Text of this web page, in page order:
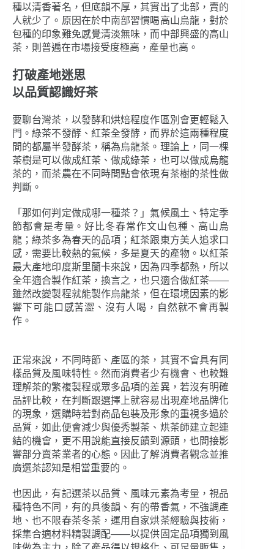
種以清香著名，但底韻不厚，其實出了北部，賣的
人就少了。原因在於中南部習慣喝高山烏龍，對於
包種的印象難免感覺清淡無味，而中部興盛的高山
茶，則普遍在市場接受度極高，產量也高。
打破產地迷思
以品質認識好茶
要聊台灣茶，以發酵和烘焙程度作區別會更輕鬆入
門。綠茶不發酵、紅茶全發酵，而界於這兩種程度
間的都屬半發酵茶，稱為烏龍茶。理論上，同一棵
茶樹是可以做成紅茶、做成綠茶，也可以做成烏龍
茶的，而茶農在不同時間點會依現有茶樹的茶性做
判斷。
「那如何判定做成哪一種茶？」氣候風土、特定季
節都會是考量。好比冬春常作文山包種、高山烏
龍；綠茶多為春天的品項；紅茶跟東方美人追求口
感，需要比較熱的氣候，多是夏天的產物。以紅茶
最大產地印度斯里蘭卡來說，因為四季都熱，所以
全年適合製作紅茶，換言之，也只適合做紅茶――
雖然改變製程就能製作烏龍茶，但在環境因素的影
響下可能口感苦澀、沒有人喝，自然就不會再製
作。
正常來說，不同時節、產區的茶，其實不會具有同
樣品質及風味特性。然而消費者少有機會、也較難
理解茶的繁複製程或眾多品項的差異，若沒有明確
品評比較，在判斷跟選擇上就容易出現產地品牌化
的現象，選購時若對商品包裝及形象的重視多過於
品質，如此便會減少與優秀製茶、烘茶師建立起連
結的機會，更不用說能直接反饋到源頭，也間接影
響部分賣茶業者的心態。因此了解消費者觀念並推
廣選茶認知是相當重要的。
也因此，有記選茶以品質、風味元素為考量，視品
種特色不同，有的具後韻、有的帶香氣，不強調產
地、也不限春茶冬茶，運用自家烘茶經驗與技術，
採集合適材料精製調配――以提供固定品項獨到風